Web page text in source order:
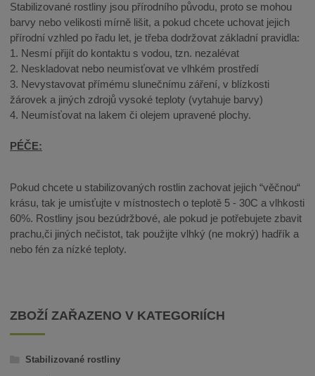
Stabilizované rostliny jsou přírodního původu, proto se mohou
barvy nebo velikosti mírně lišit, a pokud chcete uchovat jejich
přírodní vzhled po řadu let, je třeba dodržovat základní pravidla:
1. Nesmí přijít do kontaktu s vodou, tzn. nezalévat
2. Neskladovat nebo neumisťovat ve vlhkém prostředí
3. Nevystavovat přímému slunečnímu záření, v blízkosti
žárovek a jiných zdrojů vysoké teploty (vytahuje barvy)
4. Neumísťovat na lakem či olejem upravené plochy.
PÉČE:
Pokud chcete u stabilizovaných rostlin zachovat jejich “věčnou“
krásu, tak je umisťujte v místnostech o teplotě 5 - 30C a vlhkosti
60%. Rostliny jsou bezúdržbové, ale pokud je potřebujete zbavit
prachu,či jiných nečistot, tak použijte vlhký (ne mokrý) hadřík a
nebo fén za nízké teploty.
ZBOŽÍ ZAŘAZENO V KATEGORIÍCH
Stabilizované rostliny